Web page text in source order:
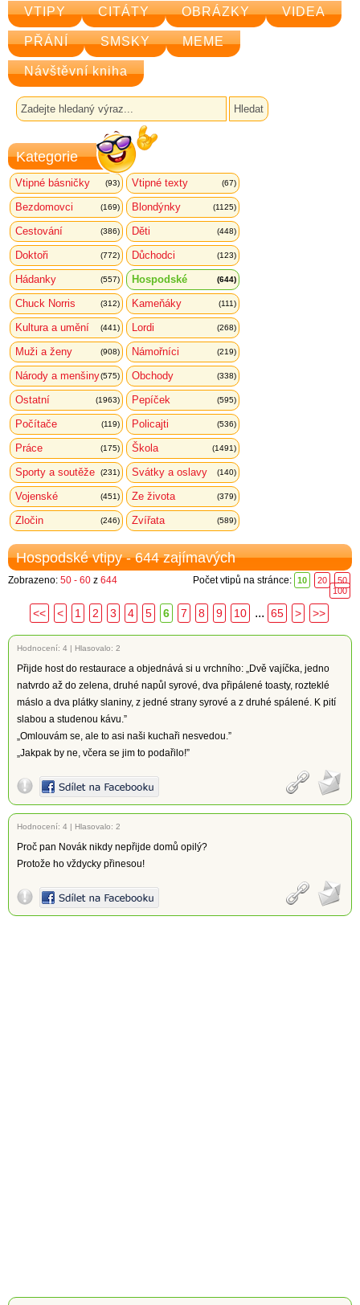
VTIPY CITÁTY OBRÁZKY VIDEA
PŘÁNÍ SMSKY MEME
Návštěvní kniha
Kategorie
Vtipné básničky (93) Vtipné texty (67)
Bezdomovci (169) Blondýnky (1125)
Cestování (386) Děti (448)
Doktoři (772) Důchodci (123)
Hádanky (557) Hospodské (644)
Chuck Norris (312) Kameňáky (111)
Kultura a umění (441) Lordi (268)
Muži a ženy (908) Námořníci (219)
Národy a menšiny(575) Obchody (338)
Ostatní (1963) Pepíček (595)
Počítače (119) Policajti (536)
Práce (175) Škola (1491)
Sporty a soutěže (231) Svátky a oslavy (140)
Vojenské (451) Ze života (379)
Zločin (246) Zvířata (589)
Hospodské vtipy - 644 zajímavých
Zobrazeno: 50 - 60 z 644 Počet vtipů na stránce: 10 20
50
100
<< < 1 2 3 4 5 6 7 8 9 10 ... 65 > >>
Hodnocení: 4 | Hlasovalo: 2
Přijde host do restaurace a objednává si u vrchního: „Dvě vajíčka, jedno
natvrdo až do zelena, druhé napůl syrové, dva připálené toasty, rozteklé
máslo a dva plátky slaniny, z jedné strany syrové a z druhé spálené. K pití
slabou a studenou kávu.”
„Omlouvám se, ale to asi naši kuchaři nesvedou.”
„Jakpak by ne, včera se jim to podařilo!”
Hodnocení: 4 | Hlasovalo: 2
Proč pan Novák nikdy nepřijde domů opilý?
Protože ho vždycky přinesou!